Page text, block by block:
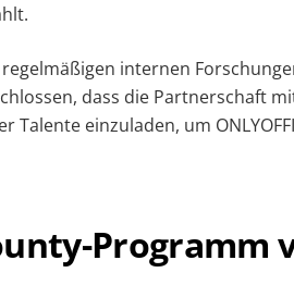
internen
dass die Partnerschaft
Talente einzuladen, um
Programm